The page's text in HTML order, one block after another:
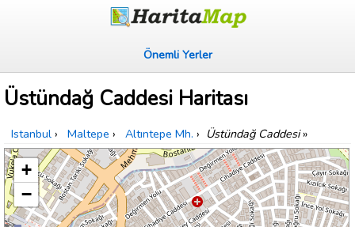
Önemli Yerler
Üstündağ Caddesi Haritası
Istanbul › Maltepe › Altıntepe Mh. › Üstündağ Caddesi»
+
−